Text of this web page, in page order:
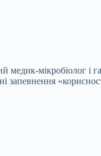
медик-мікробіолог і
запевнення